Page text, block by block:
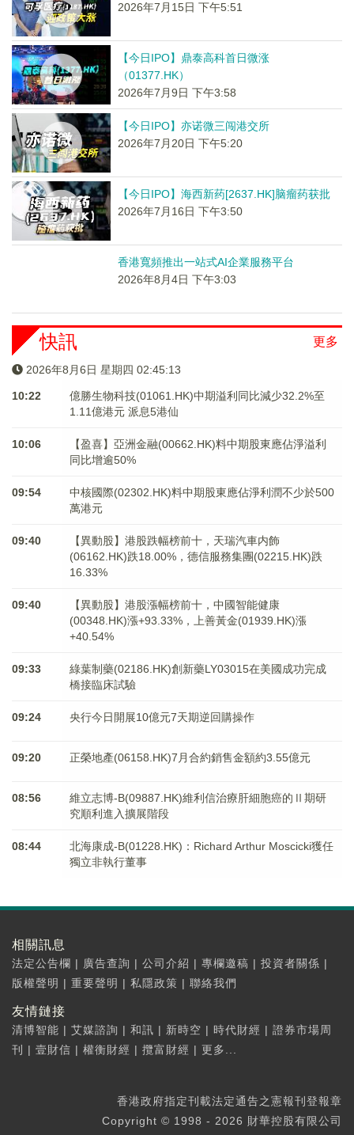
2026年7月15日 下午5:51
【今日IPO】鼎泰高科首日微涨
（01377.HK）
2026年7月9日 下午3:58
【今日IPO】亦诺微三闯港交所
2026年7月20日 下午5:20
【今日IPO】海西新药[2637.HK]脑瘤药获批
2026年7月16日 下午3:50
香港寬頻推出一站式AI企業服務平台
2026年8月4日 下午3:03
更多
快訊
2026年8月6日 星期四 02:45:14
10:22
億勝生物科技(01061.HK)中期溢利同比減少32.2%至
1.11億港元 派息5港仙
10:06
【盈喜】亞洲金融(00662.HK)料中期股東應佔淨溢利
同比增逾50%
09:54
中核國際(02302.HK)料中期股東應佔淨利潤不少於500
萬港元
09:40
【異動股】港股跌幅榜前十，天瑞汽車内飾
(06162.HK)跌18.00%，德信服務集團(02215.HK)跌
16.33%
09:40
【異動股】港股漲幅榜前十，中國智能健康
(00348.HK)漲+93.33%，上善黃金(01939.HK)漲
+40.54%
09:33
綠葉制藥(02186.HK)創新藥LY03015在美國成功完成
橋接臨床試驗
09:24 央行今日開展10億元7天期逆回購操作
09:20 正榮地產(06158.HK)7月合約銷售金額約3.55億元
08:56
維立志博-B(09887.HK)維利信治療肝細胞癌的Ⅱ期研
究順利進入擴展階段
08:44
北海康成-B(01228.HK)：Richard Arthur Moscicki獲任
獨立非執行董事
相關訊息
法定公告欄 | 廣告查詢 | 公司介紹 | 專欄邀稿 | 投資者關係 |
版權聲明 | 重要聲明 | 私隱政策 | 聯絡我們
友情鏈接
清博智能 | 艾媒諮詢 | 和訊 | 新時空 | 時代財經 | 證券市場周
刊
| 壹財信 | 權衡財經 | 攬富財經 | 更多...
香港政府指定刊載法定通告之憲報刊登報章
Copyright © 1998 - 2026 財華控股有限公司